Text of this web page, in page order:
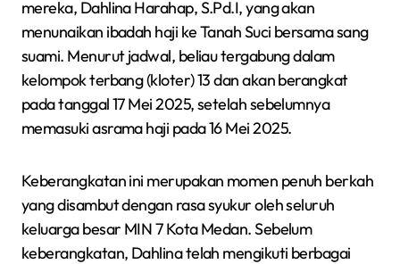
mereka, Dahlina Harahap, S.Pd.I, yang akan
menunaikan ibadah haji ke Tanah Suci bersama sang
suami. Menurut jadwal, beliau tergabung dalam
kelompok terbang (kloter) 13 dan akan berangkat
pada tanggal 17 Mei 2025, setelah sebelumnya
memasuki asrama haji pada 16 Mei 2025.
Keberangkatan ini merupakan momen penuh berkah
yang disambut dengan rasa syukur oleh seluruh
keluarga besar MIN 7 Kota Medan. Sebelum
keberangkatan, Dahlina telah mengikuti berbagai